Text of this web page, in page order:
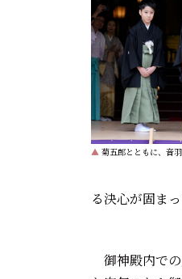
▲ 菊五郎とともに、音
る決心が固ま
御神殿内で